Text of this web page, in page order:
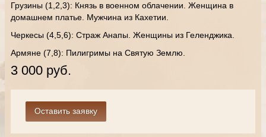
Грузины (1,2,3): Князь в военном облачении. Женщина в
домашнем платье. Мужчина из Кахетии.
Черкесы (4,5,6): Страж Анапы. Женщины из Геленджика.
Армяне (7,8): Пилигримы на Святую Землю.
3 000 руб.